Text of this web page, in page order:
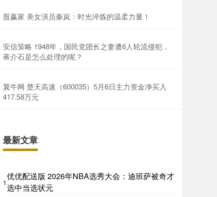
股赢家 美女演员秦岚：时光淬炼的温柔力量！
安信策略 1948年，国民党团长之妻遭6人轮流侵犯，
蒋介石是怎么处理的呢？
翼牛网 楚天高速（600035）5月6日主力资金净买入
417.58万元
最新文章
1
优优配送版 2026年NBA选秀大会：迪班萨被奇才
选中当选状元